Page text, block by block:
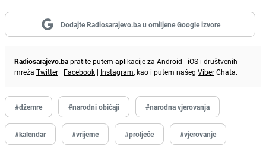
Dodajte Radiosarajevo.ba u omiljene Google izvore
Radiosarajevo.bapratite putem aplikacije za Android | iOS i društvenih
mreža Twitter | Facebook | Instagram, kao i putem našeg ViberChata.
#džemre #narodni običaji #narodna vjerovanja
#kalendar #vrijeme #proljeće #vjerovanje